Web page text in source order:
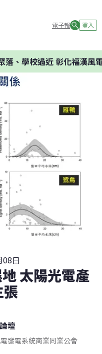
電子報 登入
、學校過近 彰化福漢風電
08日
太陽光電產
張
壇
發電系統商業同業公會